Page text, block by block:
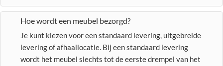
Hoe wordt een meubel bezorgd?
Je kunt kiezen voor een standaard levering, uitgebreide
levering of afhaallocatie. Bij een standaard levering
wordt het meubel slechts tot de eerste drempel van het